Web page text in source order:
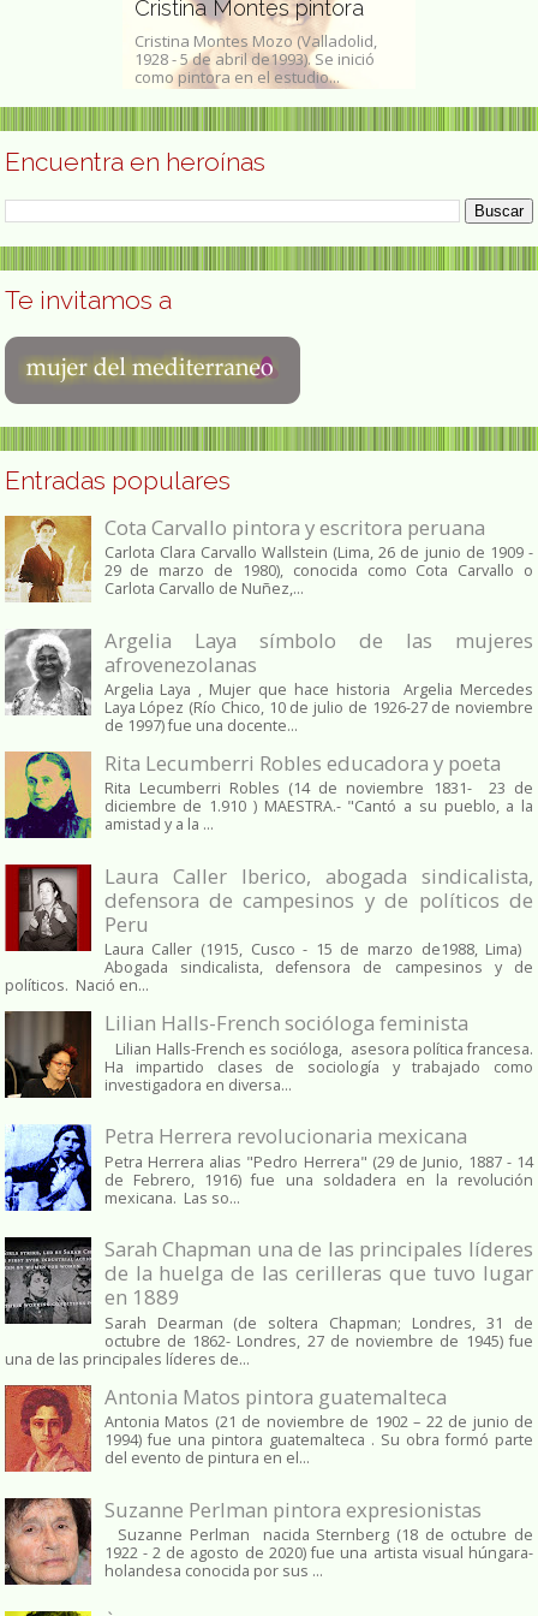
Cristina Montes pintora
Cristina Montes Mozo (Valladolid,
1928 - 5 de abril de1993). Se inició
como pintora en el estudio...
Encuentra en heroínas
Te invitamos a
Entradas populares
Cota Carvallo pintora y escritora peruana
Carlota Clara Carvallo Wallstein (Lima, 26 de junio de 1909 -
29 de marzo de 1980), conocida como Cota Carvallo o
Carlota Carvallo de Nuñez,...
Argelia Laya símbolo de las mujeres
afrovenezolanas
Argelia Laya , Mujer que hace historia Argelia Mercedes
Laya López (Río Chico, 10 de julio de 1926-27 de noviembre
de 1997) fue una docente...
Rita Lecumberri Robles educadora y poeta
Rita Lecumberri Robles (14 de noviembre 1831- 23 de
diciembre de 1.910 ) MAESTRA.- "Cantó a su pueblo, a la
amistad y a la ...
Laura Caller Iberico, abogada sindicalista,
defensora de campesinos y de políticos de
Peru
Laura Caller (1915, Cusco - 15 de marzo de1988, Lima)
Abogada sindicalista, defensora de campesinos y de
políticos. Nació en...
Lilian Halls-French socióloga feminista
Lilian Halls-French es socióloga, asesora política francesa.
Ha impartido clases de sociología y trabajado como
investigadora en diversa...
Petra Herrera revolucionaria mexicana
Petra Herrera alias "Pedro Herrera" (29 de Junio, 1887 - 14
de Febrero, 1916) fue una soldadera en la revolución
mexicana. Las so...
Sarah Chapman una de las principales líderes
de la huelga de las cerilleras que tuvo lugar
en 1889
Sarah Dearman (de soltera Chapman; Londres, 31 de
octubre de 1862​- Londres, 27 de noviembre de 1945)​ fue
una de las principales líderes de...
Antonia Matos pintora guatemalteca
Antonia Matos (21 de noviembre de 1902 – 22 de junio de
1994) fue una pintora guatemalteca . Su obra formó parte
del evento de pintura en el...
Suzanne Perlman pintora expresionistas
Suzanne Perlman nacida Sternberg (18 de octubre de
1922 - 2 de agosto de 2020) fue una artista visual húngara-
holandesa conocida por sus ...